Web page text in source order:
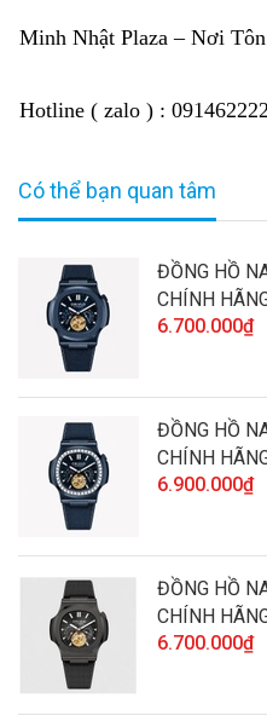
Minh Nhật Plaza – Nơi
Hotline ( zalo ) :
Có thể bạn quan tâm
ĐỒNG HỒ
CHÍNH
LƯỢNG
6.700.000₫
ĐỒNG HỒ
CHÍNH
LƯỢNG
6.900.000₫
ĐỒNG HỒ
CHÍNH
6.700.000₫